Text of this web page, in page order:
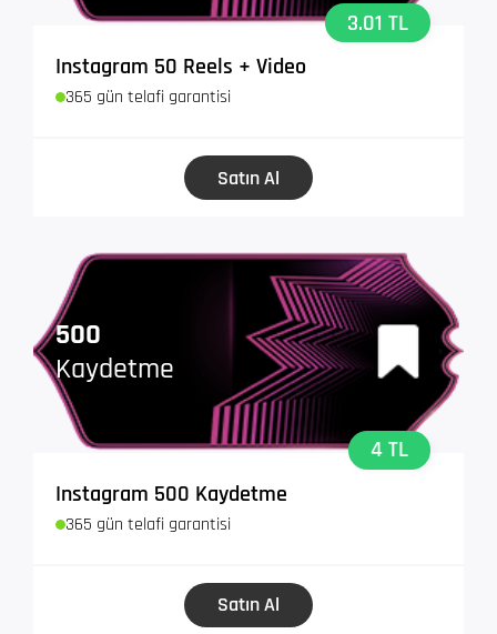
3.01 TL
Instagram 50 Reels + Video
365 gün telafi garantisi
Satın Al
500
Kaydetme
4 TL
Instagram 500 Kaydetme
365 gün telafi garantisi
Satın Al